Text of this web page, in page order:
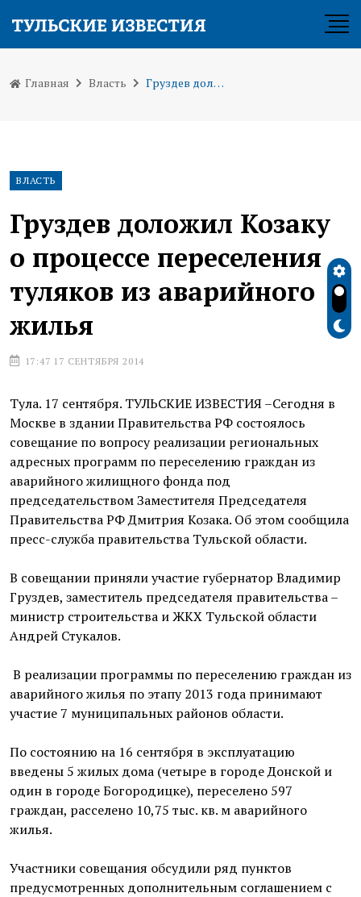
Главная Власть Груздев доложил Козаку о процессе переселения туляков из аварийного жилья
ВЛАСТЬ
Груздев доложил Козаку
о процессе переселения
туляков из аварийного
жилья
17:47 17 СЕНТЯБРЯ 2014
Тула. 17 сентября. ТУЛЬСКИЕ ИЗВЕСТИЯ –Сегодня в
Москве в здании Правительства РФ состоялось
совещание по вопросу реализации региональных
адресных программ по переселению граждан из
аварийного жилищного фонда под
председательством Заместителя Председателя
Правительства РФ Дмитрия Козака. Об этом сообщила
пресс-служба правительства Тульской области.
В совещании приняли участие губернатор Владимир
Груздев, заместитель председателя правительства –
министр строительства и ЖКХ Тульской области
Андрей Стукалов.
В реализации программы по переселению граждан из
аварийного жилья по этапу 2013 года принимают
участие 7 муниципальных районов области.
По состоянию на 16 сентября в эксплуатацию
введены 5 жилых дома (четыре в городе Донской и
один в городе Богородицке), переселено 597
граждан, расселено 10,75 тыс. кв. м аварийного
жилья.
Участники совещания обсудили ряд пунктов
предусмотренных дополнительным соглашением с